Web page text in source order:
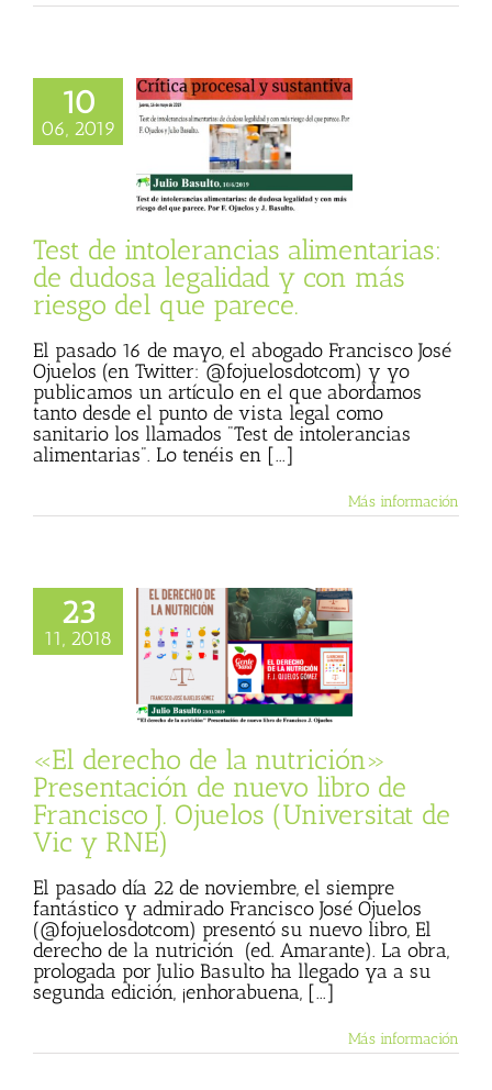
10
06, 2019
intolerancias
de dudosa
y con más riesgo
Julio Basulto
Test de intolerancias alimentarias:
de dudosa legalidad y con más
riesgo del que parece.
El pasado 16 de mayo, el abogado Francisco José
Ojuelos (en Twitter: @fojuelosdotcom) y yo
publicamos un artículo en el que abordamos
tanto desde el punto de vista legal como
sanitario los llamados "Test de intolerancias
alimentarias". Lo tenéis en [...]
Más información
23
11, 2018
de la
Presentación
libro de
«El derecho de la nutrición»
Presentación de nuevo libro de
Francisco J. Ojuelos (Universitat de
Vic y RNE)
El pasado día 22 de noviembre, el siempre
fantástico y admirado Francisco José Ojuelos
(@fojuelosdotcom) presentó su nuevo libro, El
derecho de la nutrición (ed. Amarante). La obra,
prologada por Julio Basulto ha llegado ya a su
segunda edición, ¡enhorabuena, [...]
Más información